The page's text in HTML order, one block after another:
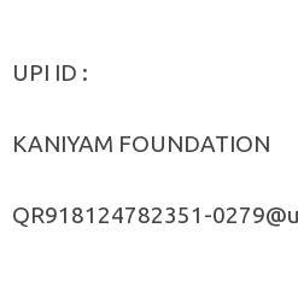
UPI ID :
KANIYAM FOUNDATION
QR918124782351-